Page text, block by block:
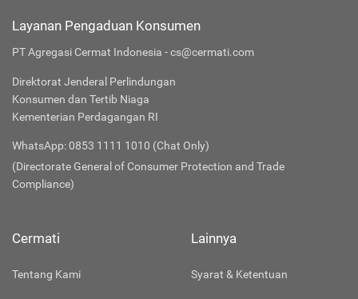
Layanan Pengaduan Konsumen
PT Agregasi Cermat Indonesia - cs@cermati.com
Direktorat Jenderal Perlindungan
Konsumen dan Tertib Niaga
Kementerian Perdagangan RI
WhatsApp: 0853 1111 1010 (Chat Only)
(Directorate General of Consumer Protection and Trade
Compliance)
Cermati
Tentang Kami
Lainnya
Syarat & Ketentuan